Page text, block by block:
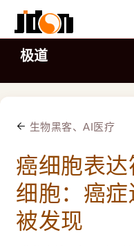
极道
生物黑客、AI医疗
癌细胞表
细胞：癌
被发现